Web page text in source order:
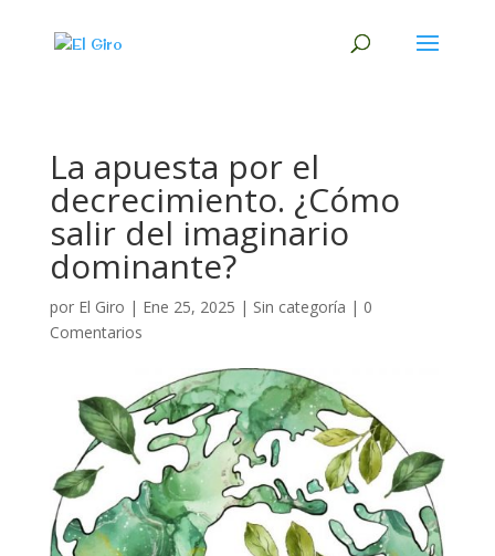
La apuesta por el
decrecimiento. ¿Cómo
salir del imaginario
dominante?
por El Giro | Ene 25, 2025 | Sin categoría | 0
Comentarios